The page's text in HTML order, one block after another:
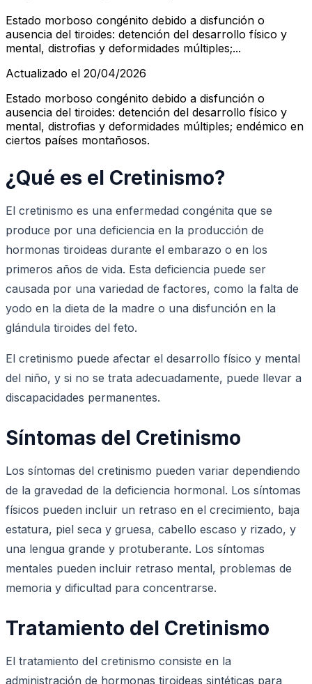
Estado morboso congénito debido a disfunción o
ausencia del tiroides: detención del desarrollo físico y
mental, distrofias y deformidades múltiples;...
Actualizado el 20/04/2026
Estado morboso congénito debido a disfunción o
ausencia del tiroides: detención del desarrollo físico y
mental, distrofias y deformidades múltiples; endémico en
ciertos países montañosos.
¿Qué es el Cretinismo?
El cretinismo es una enfermedad congénita que se
produce por una deficiencia en la producción de
hormonas tiroideas durante el embarazo o en los
primeros años de vida. Esta deficiencia puede ser
causada por una variedad de factores, como la falta de
yodo en la dieta de la madre o una disfunción en la
glándula tiroides del feto.
El cretinismo puede afectar el desarrollo físico y mental
del niño, y si no se trata adecuadamente, puede llevar a
discapacidades permanentes.
Síntomas del Cretinismo
Los síntomas del cretinismo pueden variar dependiendo
de la gravedad de la deficiencia hormonal. Los síntomas
físicos pueden incluir un retraso en el crecimiento, baja
estatura, piel seca y gruesa, cabello escaso y rizado, y
una lengua grande y protuberante. Los síntomas
mentales pueden incluir retraso mental, problemas de
memoria y dificultad para concentrarse.
Tratamiento del Cretinismo
El tratamiento del cretinismo consiste en la
administración de hormonas tiroideas sintéticas para